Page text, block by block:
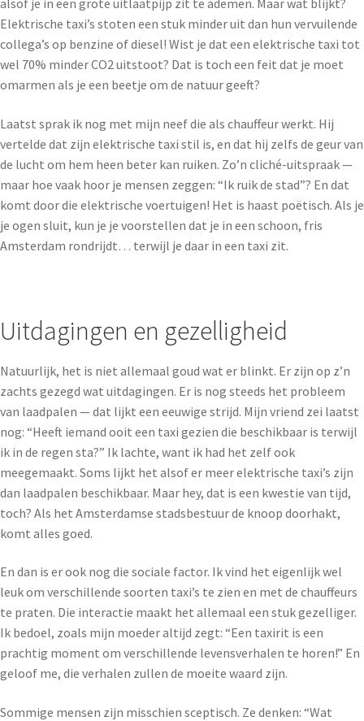
alsof je in een grote uitlaatpijp zit te ademen. Maar wat blijkt?
Elektrische taxi’s stoten een stuk minder uit dan hun vervuilende
collega’s op benzine of diesel! Wist je dat een elektrische taxi tot
wel 70% minder CO2 uitstoot? Dat is toch een feit dat je moet
omarmen als je een beetje om de natuur geeft?
Laatst sprak ik nog met mijn neef die als chauffeur werkt. Hij
vertelde dat zijn elektrische taxi stil is, en dat hij zelfs de geur van
de lucht om hem heen beter kan ruiken. Zo’n cliché-uitspraak —
maar hoe vaak hoor je mensen zeggen: “Ik ruik de stad”? En dat
komt door die elektrische voertuigen! Het is haast poëtisch. Als je
je ogen sluit, kun je je voorstellen dat je in een schoon, fris
Amsterdam rondrijdt… terwijl je daar in een taxi zit.
Uitdagingen en gezelligheid
Natuurlijk, het is niet allemaal goud wat er blinkt. Er zijn op z’n
zachts gezegd wat uitdagingen. Er is nog steeds het probleem
van laadpalen — dat lijkt een eeuwige strijd. Mijn vriend zei laatst
nog: “Heeft iemand ooit een taxi gezien die beschikbaar is terwijl
ik in de regen sta?” Ik lachte, want ik had het zelf ook
meegemaakt. Soms lijkt het alsof er meer elektrische taxi’s zijn
dan laadpalen beschikbaar. Maar hey, dat is een kwestie van tijd,
toch? Als het Amsterdamse stadsbestuur de knoop doorhakt,
komt alles goed.
En dan is er ook nog die sociale factor. Ik vind het eigenlijk wel
leuk om verschillende soorten taxi’s te zien en met de chauffeurs
te praten. Die interactie maakt het allemaal een stuk gezelliger.
Ik bedoel, zoals mijn moeder altijd zegt: “Een taxirit is een
prachtig moment om verschillende levensverhalen te horen!” En
geloof me, die verhalen zullen de moeite waard zijn.
Sommige mensen zijn misschien sceptisch. Ze denken: “Wat